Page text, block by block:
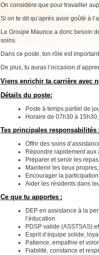
On considère que pour travailler
Si on te dit qu’après avoir goûté à
Le Groupe Maurice a donc besoin
soins.
Dans ce poste, ton rôle est
De plus, tu auras l’occasion
Viens enrichir ta carrière avec
Détails du poste:
Poste à temps partiel de
Horaire de 07h30 à
Tes principales responsabilités
Offrir des soins
Répondre rapidement aux
Préparer et servir les
Maintenir les lieux
Encourager la
Aider les résidents dans
Ce que tu apportes :
DEP en assistance à la
l’éducation.
PDSP valide (ASSTSAS)
Esprit d’équipe solide,
Patience, empathie et
Fiabilité, constance et